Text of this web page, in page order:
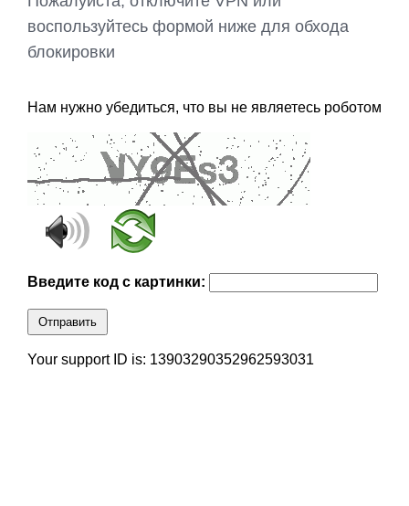
воспользуйтесь формой ниже для обхода
блокировки
Нам нужно убедиться, что вы не являетесь роботом
Введите код с картинки:
Отправить
Your support ID is: 13903290352962593031